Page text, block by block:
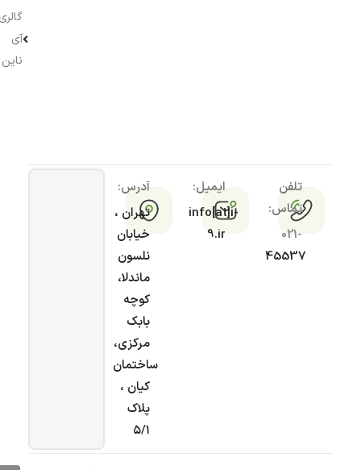
آی
ناین
تلفن
تماس:
021-
45537
ایمیل:
info[at]i-
9.ir
آدرس:
تهران ،
خیابان
نلسون
ماندلا،
کوچه
بابک
مرکزی،
ساختمان
کیان ،
پلاک
۵/۱